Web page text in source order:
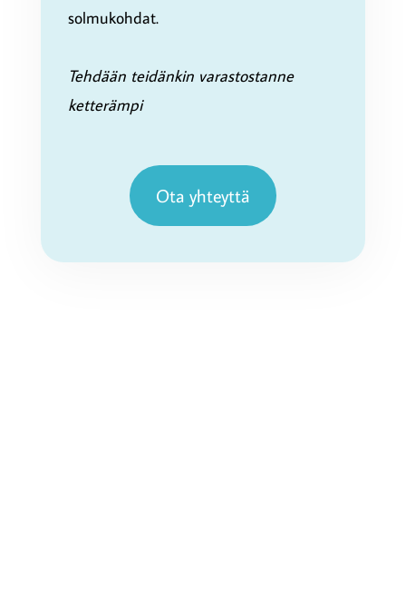
solmukohdat.
Tehdään teidänkin varastostanne
ketterämpi
Ota yhteyttä